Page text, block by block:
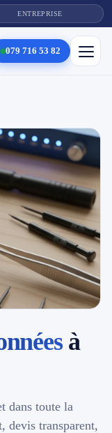
ENTREPRISE
079 716 53 82
à
dans toute la
devis transparent,